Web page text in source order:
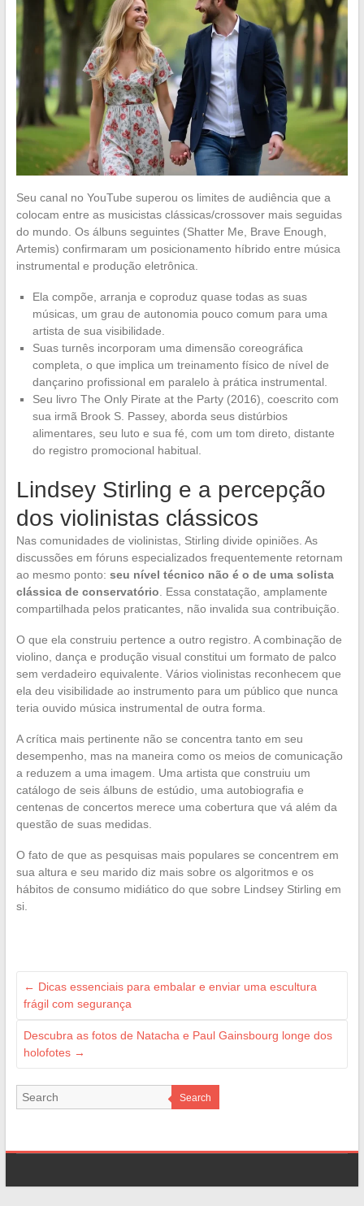
Seu canal no YouTube superou os limites de audiência que a
colocam entre as musicistas clássicas/crossover mais seguidas
do mundo. Os álbuns seguintes (Shatter Me, Brave Enough,
Artemis) confirmaram um posicionamento híbrido entre música
instrumental e produção eletrônica.
Ela compõe, arranja e coproduz quase todas as suas
músicas, um grau de autonomia pouco comum para uma
artista de sua visibilidade.
Suas turnês incorporam uma dimensão coreográfica
completa, o que implica um treinamento físico de nível de
dançarino profissional em paralelo à prática instrumental.
Seu livro The Only Pirate at the Party (2016), coescrito com
sua irmã Brook S. Passey, aborda seus distúrbios
alimentares, seu luto e sua fé, com um tom direto, distante
do registro promocional habitual.
Lindsey Stirling e a percepção
dos violinistas clássicos
Nas comunidades de violinistas, Stirling divide opiniões. As
discussões em fóruns especializados frequentemente retornam
ao mesmo ponto: seu nível técnico não é o de uma solista
clássica de conservatório . Essa constatação, amplamente
compartilhada pelos praticantes, não invalida sua contribuição.
O que ela construiu pertence a outro registro. A combinação de
violino, dança e produção visual constitui um formato de palco
sem verdadeiro equivalente. Vários violinistas reconhecem que
ela deu visibilidade ao instrumento para um público que nunca
teria ouvido música instrumental de outra forma.
A crítica mais pertinente não se concentra tanto em seu
desempenho, mas na maneira como os meios de comunicação
a reduzem a uma imagem. Uma artista que construiu um
catálogo de seis álbuns de estúdio, uma autobiografia e
centenas de concertos merece uma cobertura que vá além da
questão de suas medidas.
O fato de que as pesquisas mais populares se concentrem em
sua altura e seu marido diz mais sobre os algoritmos e os
hábitos de consumo midiático do que sobre Lindsey Stirling em
si.
← Dicas essenciais para embalar e enviar uma escultura
frágil com segurança
Descubra as fotos de Natacha e Paul Gainsbourg longe dos
holofotes →
Search